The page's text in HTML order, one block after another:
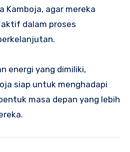
Kamboja, agar mereka
dalam proses
energi yang dimiliki,
siap untuk menghadapi
masa depan yang lebih